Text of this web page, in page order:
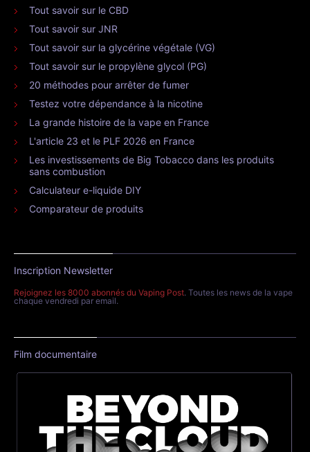
Tout savoir sur le CBD
Tout savoir sur JNR
Tout savoir sur la glycérine végétale (VG)
Tout savoir sur le propylène glycol (PG)
20 méthodes pour arrêter de fumer
Testez votre dépendance à la nicotine
La grande histoire de la vape en France
L'article 23 et le PLF 2026 en France
Les investissements de Big Tobacco dans les produits
sans combustion
Calculateur e-liquide DIY
Comparateur de produits
Inscription Newsletter
Rejoignez les 8000 abonnés du Vaping Post. Toutes les news de la vape
chaque vendredi par email.
Film documentaire